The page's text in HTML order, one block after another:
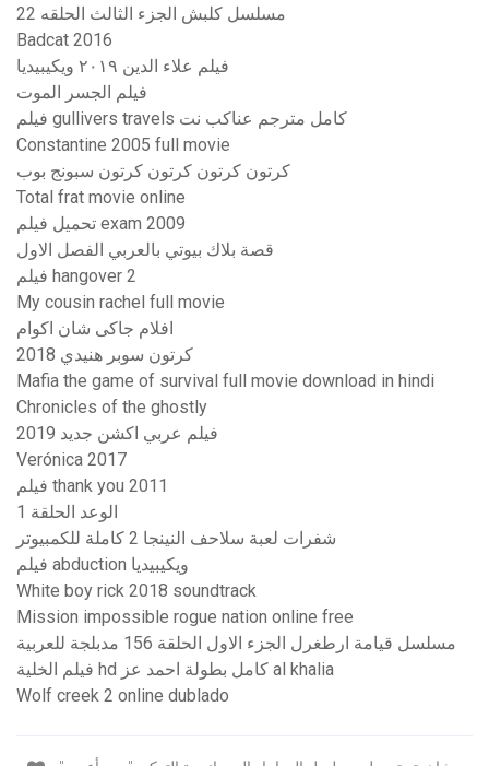
مسلسل كلبش الجزء الثالث الحلقه 22
Badcat 2016
فيلم علاء الدين ٢٠١٩ ويكيبيديا
فيلم الجسر الموت
فيلم gullivers travels كامل مترجم عناكب نت
Constantine 2005 full movie
كرتون كرتون كرتون كرتون سبونج بوب
Total frat movie online
تحميل فيلم exam 2009
قصة بلاك بيوتي بالعربي الفصل الاول
فيلم hangover 2
My cousin rachel full movie
افلام جاكى شان اكوام
كرتون سوبر هنيدي 2018
Mafia the game of survival full movie download in hindi
Chronicles of the ghostly
فيلم عربي اكشن جديد 2019
Verónica 2017
فيلم thank you 2011
الوعد الحلقة 1
شفرات لعبة سلاحف النينجا 2 كاملة للكمبيوتر
فيلم abduction ويكيبيديا
White boy rick 2018 soundtrack
Mission impossible rogue nation online free
مسلسل قيامة ارطغرل الجزء الاول الحلقة 156 مدبلجة للعربية
فيلم الخلية hd كامل بطولة احمد عز al khalia
Wolf creek 2 online dublado